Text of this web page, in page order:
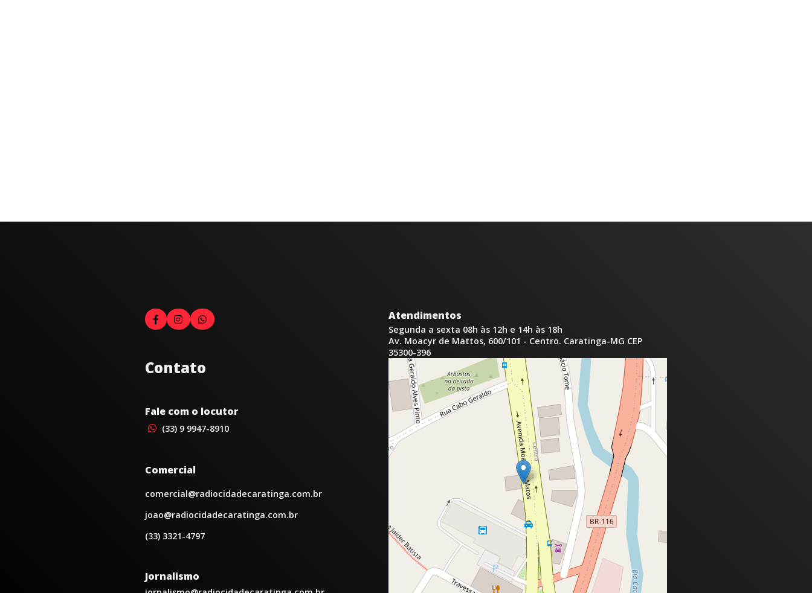
Contato
Fale com o locutor
(33) 9 9947-8910
Comercial
comercial@radiocidadecaratinga.com.br
joao@radiocidadecaratinga.com.br
(33) 3321-4797
Jornalismo
Atendimentos
Segunda a sexta 08h às 12h e 14h às 18h
Av. Moacyr de Mattos, 600/101 - Centro. Caratinga-MG CEP
35300-396